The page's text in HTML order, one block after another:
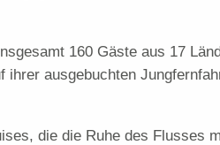
160 Gäste aus 17
ihrer ausgebuchten
die die Ruhe des Flusses